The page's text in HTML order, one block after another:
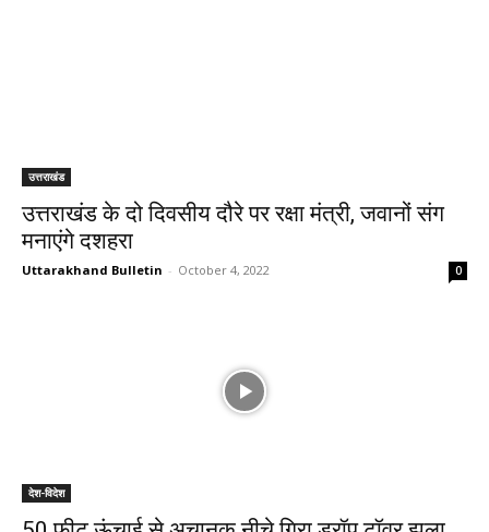
उत्तराखंड
उत्तराखंड के दो दिवसीय दौरे पर रक्षा मंत्री, जवानों संग
मनाएंगे दशहरा
Uttarakhand Bulletin - October 4, 2022 0
देश-विदेश